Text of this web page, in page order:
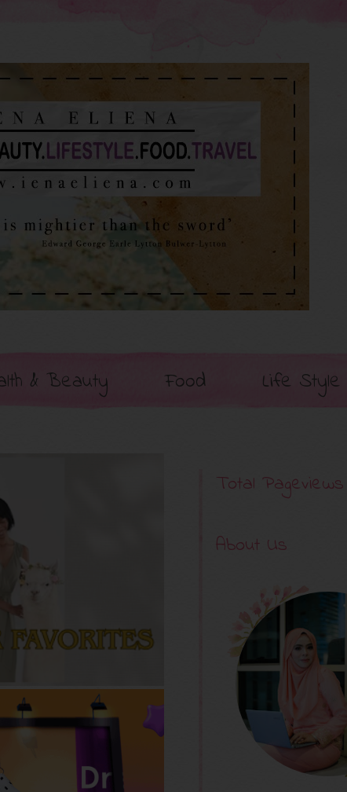
& Beauty Food Life Style
Total Pageviews
About Us